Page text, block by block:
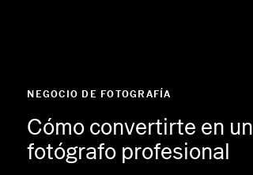
NEGOCIO DE FOTOGRAFÍA
Cómo convertirte en un
fotógrafo profesional